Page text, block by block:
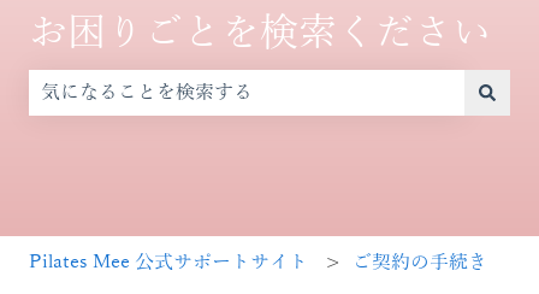
お困りごとを検索ください
Pilates Mee 公式サポートサイト ご契約の手続き